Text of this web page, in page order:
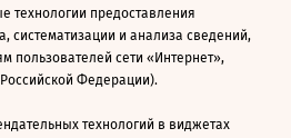
технологии предоставления
систематизации и анализа сведений,
пользователей сети «Интернет»,
Федерации).
технологий в виджетах